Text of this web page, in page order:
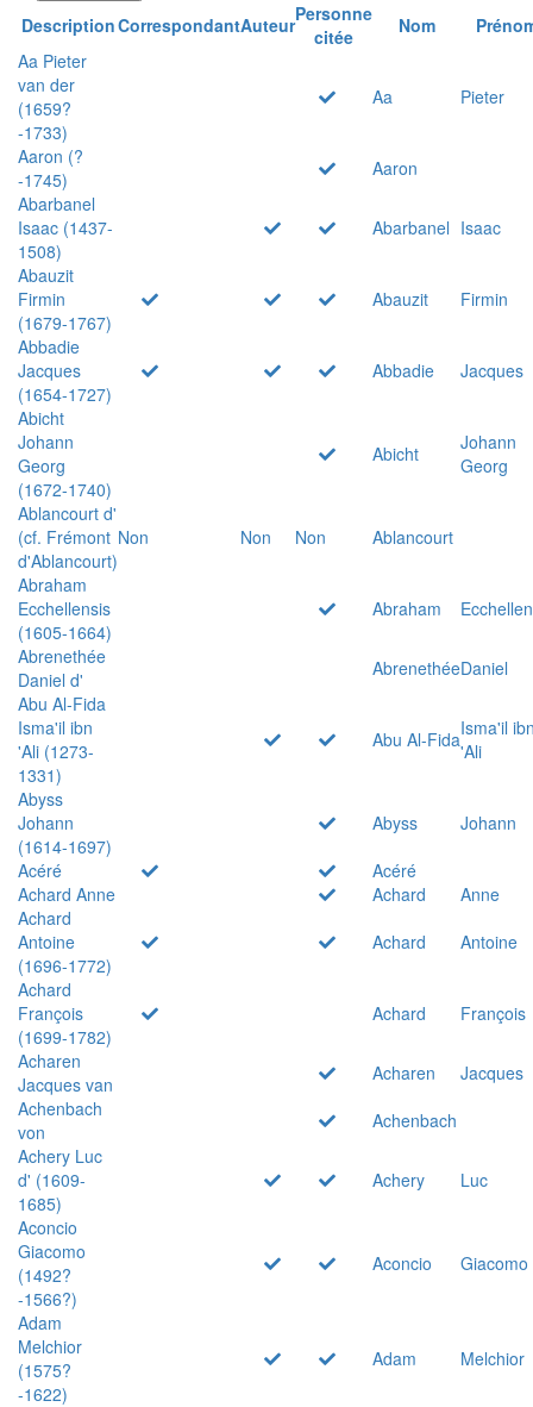
DescriptionCorrespondantAuteurPersonne
citée
Nom
Aa Pieter
van der
(1659?
-1733)
Aa Pieter
Aaron (?
-1745)
Aaron
Abarbanel
Isaac (1437-
1508)
Abarbanel Isaac
Abauzit
Firmin
(1679-1767)
Abauzit
Firmin
Abbadie
Jacques
(1654-1727)
Abbadie
Jacques
Abicht
Johann
Georg
(1672-1740)
Abicht
Johann
Georg
Ablancourt d'
(cf. Frémont
d'Ablancourt)
Non Non Non
Ablancourt
Abraham
Ecchellensis
(1605-1664)
Abraham
Abrenethée
Daniel d'
AbrenethéeDaniel
Abu Al-Fida
Isma'il ibn
'Ali (1273-
1331)
Abu Al-FidaIsma'il
'Ali
Abyss
Johann
(1614-1697)
Abyss
Johann
Acéré
Acéré
Achard Anne
Achard
Anne
Achard
Antoine
(1696-1772)
Achard
Antoine
Achard
François
(1699-1782)
Achard
François
Acharen
Jacques van
Acharen
Jacques
Achenbach
von
Achenbach
Achery Luc
d' (1609-
1685)
Achery
Luc
Aconcio
Giacomo
(1492?
-1566?)
Aconcio Giacomo
Adam
Melchior
(1575?
-1622)
Adam Melchior